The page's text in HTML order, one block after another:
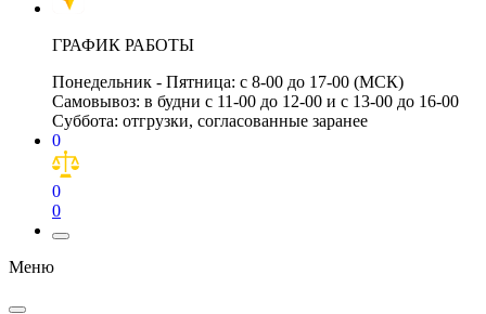
ГРАФИК РАБОТЫ
Понедельник - Пятница: с 8-00 до 17-00 (МСК)
Самовывоз: в будни с 11-00 до 12-00 и с 13-00 до 16-00
Суббота: отгрузки, согласованные заранее
0
0
0
Меню